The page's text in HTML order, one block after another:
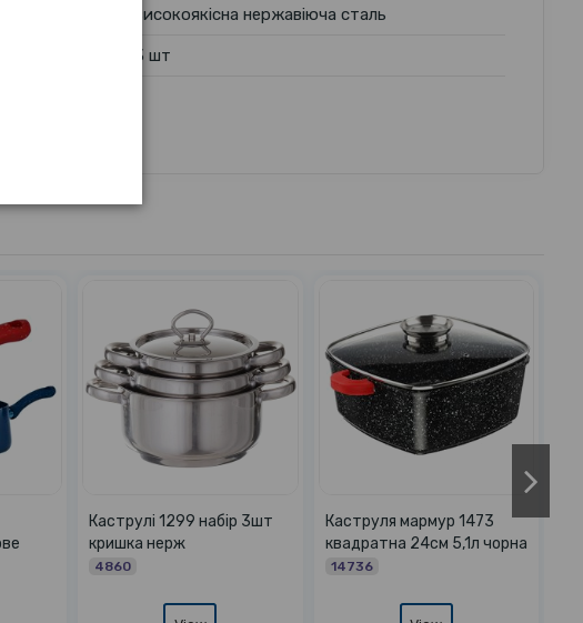
високоякісна нержавіюча сталь
3 шт
набір 5шт
Каструля 1394 мармур 1,7л
16х9,5см
Каструля 3018 Styleberg
мармур 1,4л